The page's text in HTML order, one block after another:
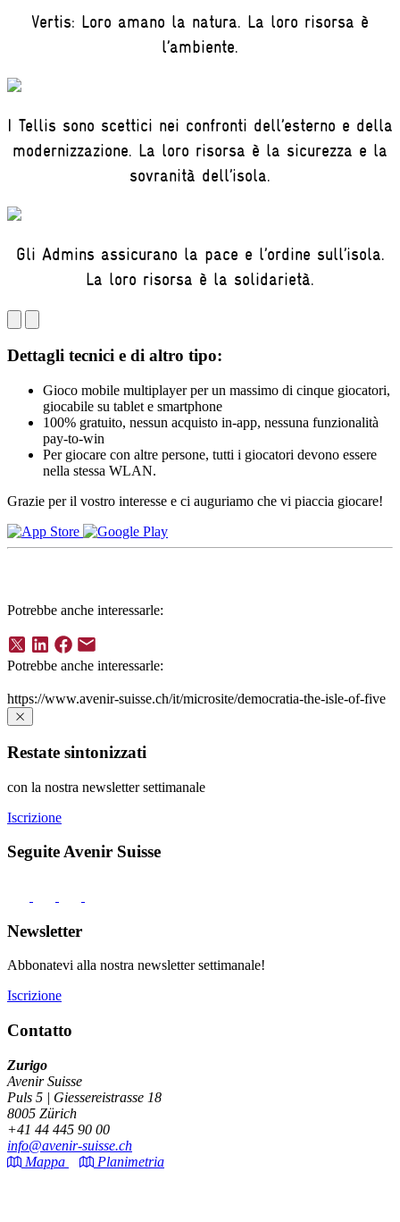
Vertis: Loro amano la natura. La loro risorsa è
l’ambiente.
I Tellis sono scettici nei confronti dell’esterno e della
modernizzazione. La loro risorsa è la sicurezza e la
sovranità dell’isola.
Gli Admins assicurano la pace e l’ordine sull’isola.
La loro risorsa è la solidarietà.
Dettagli tecnici e di altro tipo:
Gioco mobile multiplayer per un massimo di cinque giocatori,
giocabile su tablet e smartphone
100% gratuito, nessun acquisto in-app, nessuna funzionalità
pay-to-win
Per giocare con altre persone, tutti i giocatori devono essere
nella stessa WLAN.
Grazie per il vostro interesse e ci auguriamo che vi piaccia giocare!
Potrebbe anche interessarle:
Potrebbe anche interessarle:
https://www.avenir-suisse.ch/it/microsite/democratia-the-isle-of-five
Restate sintonizzati
con la nostra newsletter settimanale
Iscrizione
Seguite Avenir Suisse
Newsletter
Abbonatevi alla nostra newsletter settimanale!
Iscrizione
Contatto
Zurigo
Avenir Suisse
Puls 5 | Giessereistrasse 18
8005 Zürich
+41 44 445 90 00
info@avenir-suisse.ch
Mappa
Planimetria